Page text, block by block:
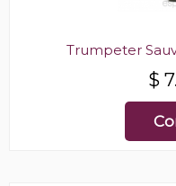
Trumpeter
$